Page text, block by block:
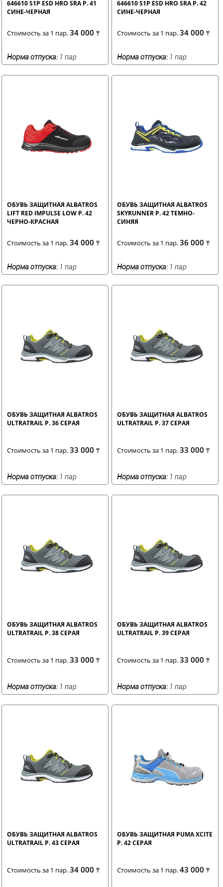
646610 S1P ESD HRO SRA Р. 41
СИНЕ-ЧЕРНАЯ
Стоимость за 1 пар.34 000 ₸
Норма отпуска: 1 пар
646610 S1P ESD HRO SRA Р. 42
СИНЕ-ЧЕРНАЯ
Стоимость за 1 пар.34 000₸
Норма отпуска: 1 пар
ОБУВЬ ЗАЩИТНАЯ ALBATROS
LIFT RED IMPULSE LOW Р. 42
ЧЕРНО-КРАСНАЯ
Стоимость за 1 пар.34 000 ₸
Норма отпуска: 1 пар
ОБУВЬ ЗАЩИТНАЯ ALBATROS
SKYRUNNER Р. 42 ТЕМНО-
СИНЯЯ
Стоимость за 1 пар.36 000₸
Норма отпуска: 1 пар
ОБУВЬ ЗАЩИТНАЯ ALBATROS
ULTRATRAIL Р. 36 СЕРАЯ
Стоимость за 1 пар.33 000 ₸
Норма отпуска: 1 пар
ОБУВЬ ЗАЩИТНАЯ ALBATROS
ULTRATRAIL Р. 37 СЕРАЯ
Стоимость за 1 пар.33 000₸
Норма отпуска: 1 пар
ОБУВЬ ЗАЩИТНАЯ ALBATROS
ULTRATRAIL Р. 38 СЕРАЯ
Стоимость за 1 пар.33 000 ₸
Норма отпуска: 1 пар
ОБУВЬ ЗАЩИТНАЯ ALBATROS
ULTRATRAIL Р. 39 СЕРАЯ
Стоимость за 1 пар.33 000₸
Норма отпуска: 1 пар
ОБУВЬ ЗАЩИТНАЯ ALBATROS
ULTRATRAIL Р. 43 СЕРАЯ
Стоимость за 1 пар.34 000 ₸
ОБУВЬ ЗАЩИТНАЯ PUMA XCITE
Р. 42 СЕРАЯ
Стоимость за 1 пар.43 000₸